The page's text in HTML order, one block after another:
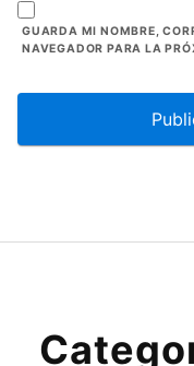
GUARDA MI NOMBRE,
NAVEGADOR PARA LA